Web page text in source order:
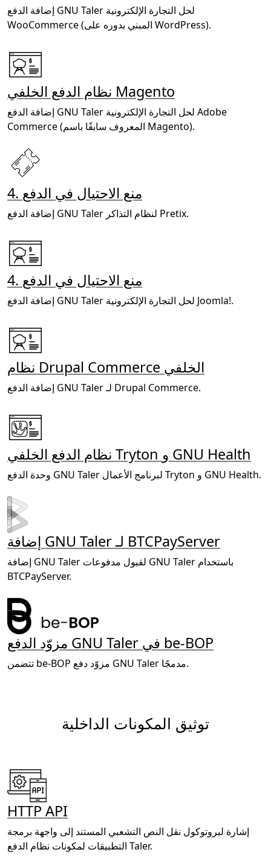
إضافة الدفع GNU Taler لحل التجارة الإلكترونية
WooCommerce (المبني بدوره على WordPress).
نظام الدفع الخلفي Magento
إضافة الدفع GNU Taler لحل التجارة الإلكترونية Adobe
Commerce (المعروف سابقًا باسم Magento).
4. منع الاحتيال في الدفع
إضافة الدفع GNU Taler لنظام التذاكر Pretix.
4. منع الاحتيال في الدفع
إضافة الدفع GNU Taler لحل التجارة الإلكترونية Joomla!.
نظام Drupal Commerce الخلفي
إضافة الدفع GNU Taler لـ Drupal Commerce.
نظام الدفع الخلفي Tryton و GNU Health
وحدة الدفع GNU Taler لبرنامج الأعمال Tryton و GNU Health.
إضافة GNU Taler لـ BTCPayServer
إضافة GNU Taler لقبول مدفوعات GNU Taler باستخدام
BTCPayServer.
مزوّد الدفع GNU Taler في be-BOP
تتضمن be-BOP مزوّد دفع GNU Taler مدمجًا.
توثيق المكونات الداخلية
HTTP API
إشارة لبروتوكول نقل النص التشعبي المستند إلى واجهة برمجة
التطبيقات لمكونات نظام الدفع Taler.